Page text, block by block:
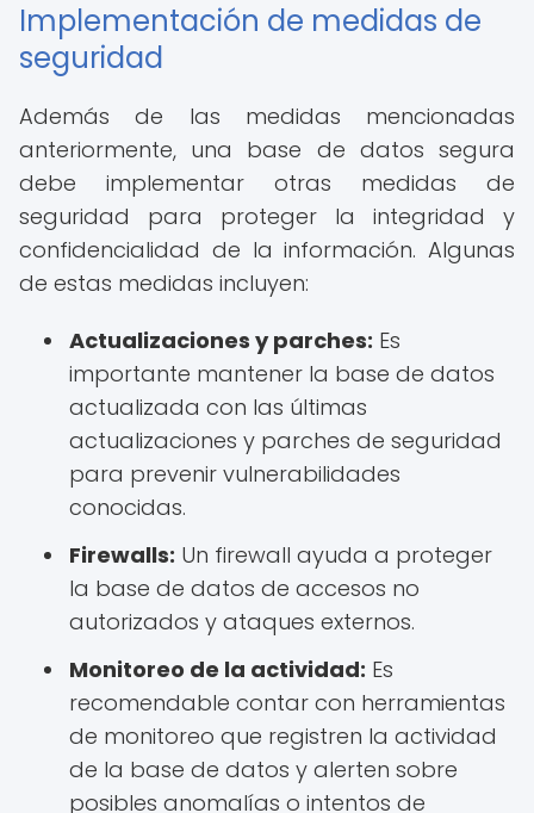
Implementación de medidas de
seguridad
Además de las medidas mencionadas
anteriormente, una base de datos segura
debe implementar otras medidas de
seguridad para proteger la integridad y
confidencialidad de la información. Algunas
de estas medidas incluyen:
Actualizaciones y parches: Es
importante mantener la base de datos
actualizada con las últimas
actualizaciones y parches de seguridad
para prevenir vulnerabilidades
conocidas.
Firewalls: Un firewall ayuda a proteger
la base de datos de accesos no
autorizados y ataques externos.
Monitoreo de la actividad: Es
recomendable contar con herramientas
de monitoreo que registren la actividad
de la base de datos y alerten sobre
posibles anomalías o intentos de